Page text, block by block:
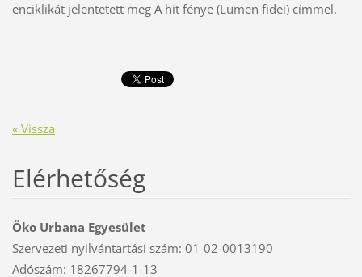
enciklikát jelentetett meg A hit fénye (Lumen fidei) címmel.
« Vissza
Elérhetőség
Öko Urbana Egyesület
Szervezeti nyilvántartási szám: 01-02-0013190
Adószám: 18267794-1-13